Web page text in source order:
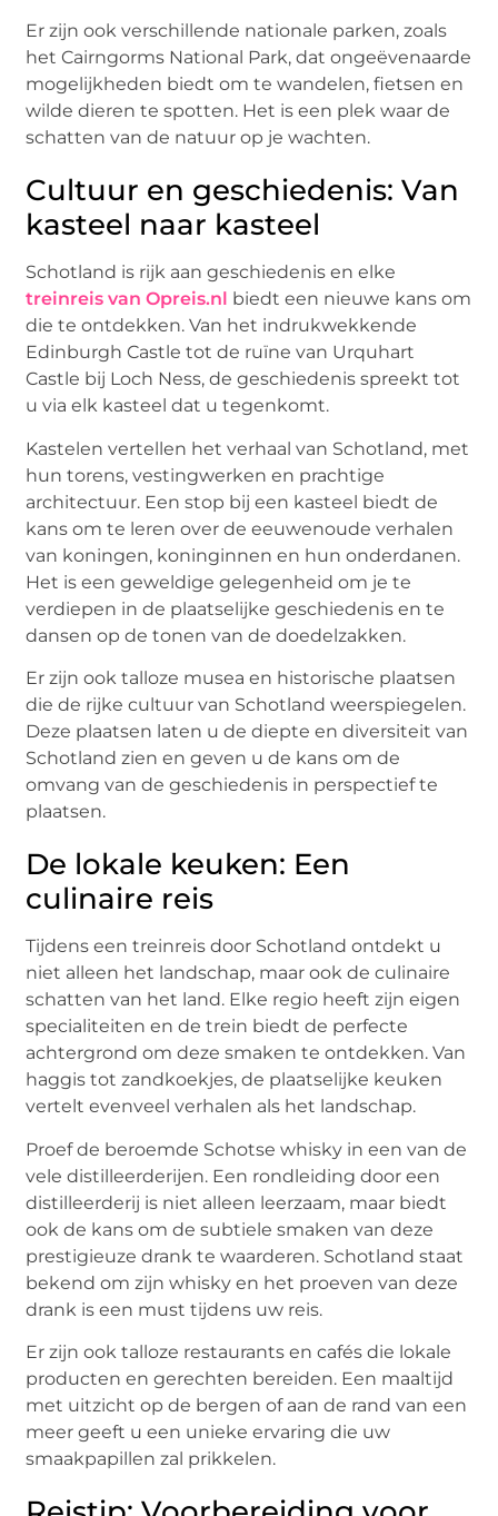
Er zijn ook verschillende nationale parken, zoals
het Cairngorms National Park, dat ongeëvenaarde
mogelijkheden biedt om te wandelen, fietsen en
wilde dieren te spotten. Het is een plek waar de
schatten van de natuur op je wachten.
Cultuur en geschiedenis: Van
kasteel naar kasteel
Schotland is rijk aan geschiedenis en elke
treinreis van Opreis.nl
biedt een nieuwe kans om
die te ontdekken. Van het indrukwekkende
Edinburgh Castle tot de ruïne van Urquhart
Castle bij Loch Ness, de geschiedenis spreekt tot
u via elk kasteel dat u tegenkomt.
Kastelen vertellen het verhaal van Schotland, met
hun torens, vestingwerken en prachtige
architectuur. Een stop bij een kasteel biedt de
kans om te leren over de eeuwenoude verhalen
van koningen, koninginnen en hun onderdanen.
Het is een geweldige gelegenheid om je te
verdiepen in de plaatselijke geschiedenis en te
dansen op de tonen van de doedelzakken.
Er zijn ook talloze musea en historische plaatsen
die de rijke cultuur van Schotland weerspiegelen.
Deze plaatsen laten u de diepte en diversiteit van
Schotland zien en geven u de kans om de
omvang van de geschiedenis in perspectief te
plaatsen.
De lokale keuken: Een
culinaire reis
Tijdens een treinreis door Schotland ontdekt u
niet alleen het landschap, maar ook de culinaire
schatten van het land. Elke regio heeft zijn eigen
specialiteiten en de trein biedt de perfecte
achtergrond om deze smaken te ontdekken. Van
haggis tot zandkoekjes, de plaatselijke keuken
vertelt evenveel verhalen als het landschap.
Proef de beroemde Schotse whisky in een van de
vele distilleerderijen. Een rondleiding door een
distilleerderij is niet alleen leerzaam, maar biedt
ook de kans om de subtiele smaken van deze
prestigieuze drank te waarderen. Schotland staat
bekend om zijn whisky en het proeven van deze
drank is een must tijdens uw reis.
Er zijn ook talloze restaurants en cafés die lokale
producten en gerechten bereiden. Een maaltijd
met uitzicht op de bergen of aan de rand van een
meer geeft u een unieke ervaring die uw
smaakpapillen zal prikkelen.